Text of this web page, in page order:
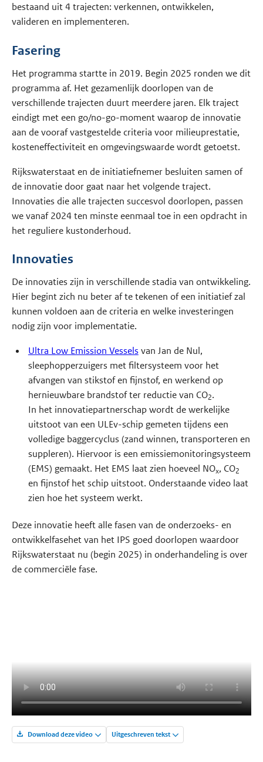
bestaand uit 4 trajecten: verkennen, ontwikkelen,
valideren en implementeren.
Fasering
Het programma startte in 2019. Begin 2025 ronden we dit
programma af. Het gezamenlijk doorlopen van de
verschillende trajecten duurt meerdere jaren. Elk traject
eindigt met een go/no-go-moment waarop de innovatie
aan de vooraf vastgestelde criteria voor milieuprestatie,
kosteneffectiviteit en omgevingswaarde wordt getoetst.
Rijkswaterstaat en de initiatiefnemer besluiten samen of
de innovatie door gaat naar het volgende traject.
Innovaties die alle trajecten succesvol doorlopen, passen
we vanaf 2024 ten minste eenmaal toe in een opdracht in
het reguliere kustonderhoud.
Innovaties
De innovaties zijn in verschillende stadia van ontwikkeling.
Hier begint zich nu beter af te tekenen of een initiatief zal
kunnen voldoen aan de criteria en welke investeringen
nodig zijn voor implementatie.
Ultra Low Emission Vesselsvan Jan de Nul,
sleephopperzuigers met filtersysteem voor het
afvangen van stikstof en fijnstof, en werkend op
hernieuwbare brandstof ter reductie van CO2.
In het innovatiepartnerschap wordt de werkelijke
uitstoot van een ULEv-schip gemeten tijdens een
volledige baggercyclus (zand winnen, transporteren en
suppleren). Hiervoor is een emissiemonitoringsysteem
(EMS) gemaakt. Het EMS laat zien hoeveel NOx, CO2
en fijnstof het schip uitstoot. Onderstaande video laat
zien hoe het systeem werkt.
Deze innovatie heeft alle fasen van de onderzoeks- en
ontwikkelfasehet van het IPS goed doorlopen waardoor
Rijkswaterstaat nu (begin 2025) in onderhandeling is over
de commerciële fase.
Download deze video Uitgeschreven tekst